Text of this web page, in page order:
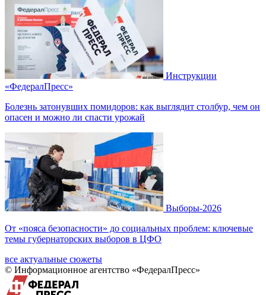
Инструкции
«ФедералПресс»
Болезнь затонувших помидоров: как выглядит столбур, чем он
опасен и можно ли спасти урожай
Выборы-2026
От «пояса безопасности» до социальных проблем: ключевые
темы губернаторских выборов в ЦФО
все актуальные сюжеты
© Информационное агентство «ФедералПресс»